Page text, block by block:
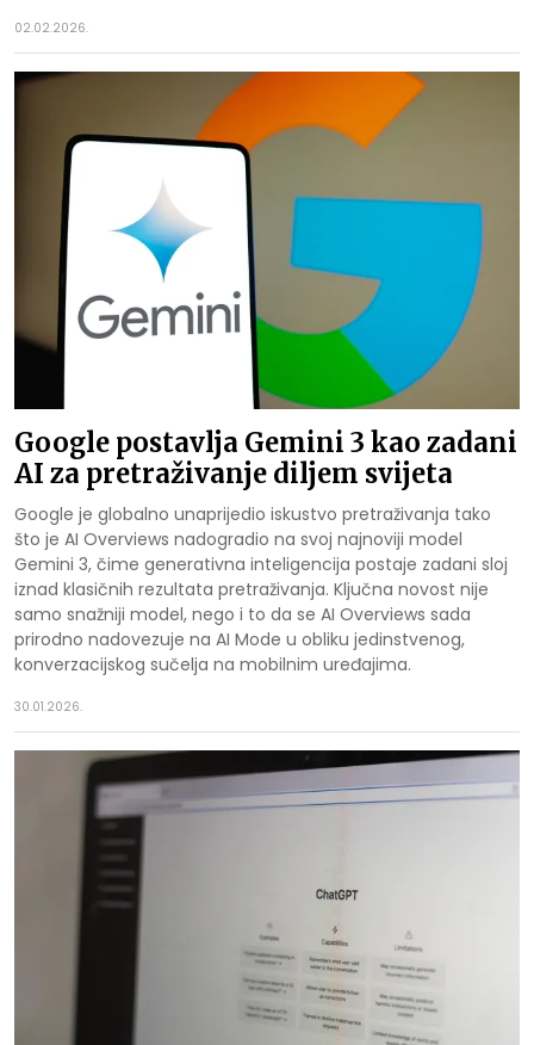
02.02.2026.
Google postavlja Gemini 3 kao zadani
AI za pretraživanje diljem svijeta
Google je globalno unaprijedio iskustvo pretraživanja tako
što je AI Overviews nadogradio na svoj najnoviji model
Gemini 3, čime generativna inteligencija postaje zadani sloj
iznad klasičnih rezultata pretraživanja. Ključna novost nije
samo snažniji model, nego i to da se AI Overviews sada
prirodno nadovezuje na AI Mode u obliku jedinstvenog,
konverzacijskog sučelja na mobilnim uređajima.
30.01.2026.